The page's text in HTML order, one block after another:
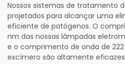
Nossos sistemas de tratamento
projetados para alcançar uma
eficiente de patógenos. O
nm das nossas lâmpadas
e o comprimento de onda de
excímero são altamente